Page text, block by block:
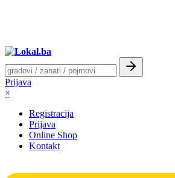
Prijava
×
Registracija
Prijava
Online Shop
Kontakt